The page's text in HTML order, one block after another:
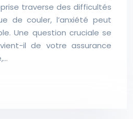
traverse des difficultés
de couler, l’anxiété peut
Une question cruciale se
il de votre assurance